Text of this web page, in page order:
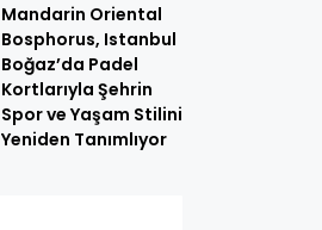
Mandarin Oriental
Bosphorus, Istanbul
Boğaz’da Padel
Kortlarıyla Şehrin
Spor ve Yaşam Stilini
Yeniden Tanımlıyor